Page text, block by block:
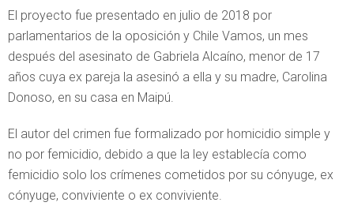
El proyecto fue presentado en julio de 2018 por
parlamentarios de la oposición y Chile Vamos, un mes
después del asesinato de Gabriela Alcaíno, menor de 17
años cuya ex pareja la asesinó a ella y su madre, Carolina
Donoso, en su casa en Maipú.
El autor del crimen fue formalizado por homicidio simple y
no por femicidio, debido a que la ley establecía como
femicidio solo los crímenes cometidos por su cónyuge, ex
cónyuge, conviviente o ex conviviente.